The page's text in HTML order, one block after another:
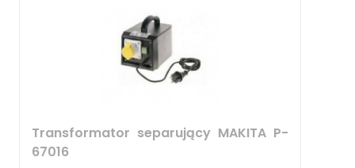
Transformator separujący MAKITA P-
67016